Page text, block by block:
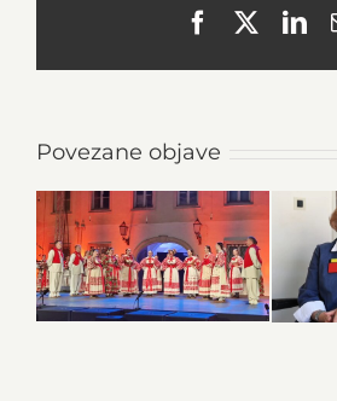
Facebook
Povezane objave